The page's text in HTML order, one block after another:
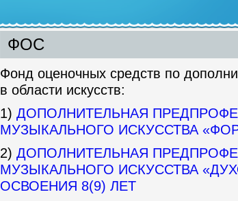
ФОС
Фонд оценочных средств по
в области искусств:
1) ДОПОЛНИТЕЛЬНАЯ
МУЗЫКАЛЬНОГО ИСКУССТВА
2) ДОПОЛНИТЕЛЬНАЯ
МУЗЫКАЛЬНОГО ИСКУССТВА
ОСВОЕНИЯ 8(9) ЛЕТ